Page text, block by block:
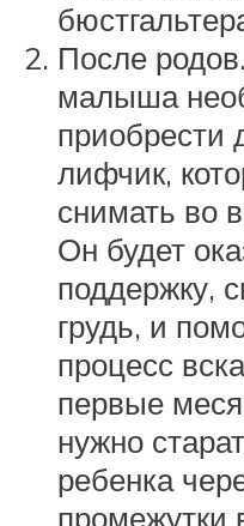
После
малыша
приобрести
лифчик,
снимать во
Он будет
поддержку,
грудь, и
процесс
первые
нужно
ребенка
промежутки